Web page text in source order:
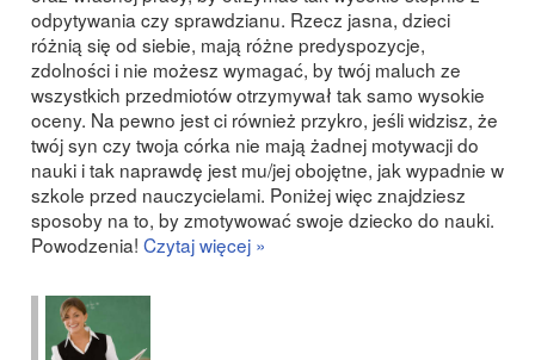
odpytywania czy sprawdzianu. Rzecz jasna, dzieci
różnią się od siebie, mają różne predyspozycje,
zdolności i nie możesz wymagać, by twój maluch ze
wszystkich przedmiotów otrzymywał tak samo wysokie
oceny. Na pewno jest ci również przykro, jeśli widzisz, że
twój syn czy twoja córka nie mają żadnej motywacji do
nauki i tak naprawdę jest mu/jej obojętne, jak wypadnie w
szkole przed nauczycielami. Poniżej więc znajdziesz
sposoby na to, by zmotywować swoje dziecko do nauki.
Powodzenia! Czytaj więcej »